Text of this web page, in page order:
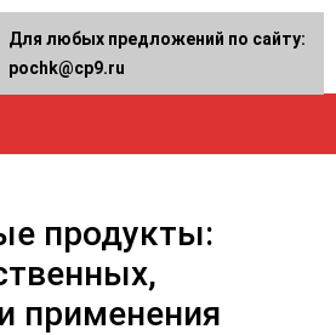
продукты:
применения
Для любых предложений по сайту:
pochk@cp9.ru